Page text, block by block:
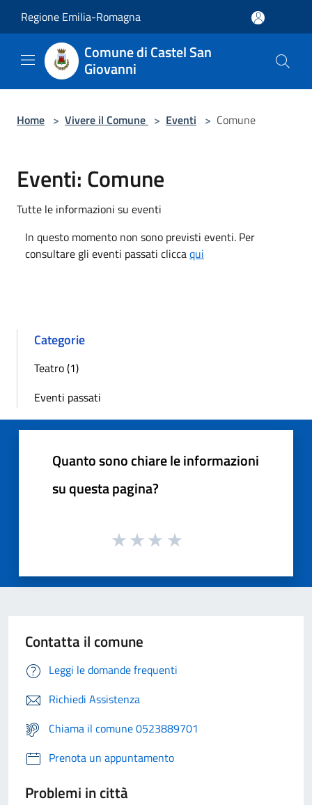
Regione Emilia-Romagna
Comune di Castel San
Giovanni
Home > Vivere il Comune > Eventi > Comune
Eventi: Comune
Tutte le informazioni su eventi
In questo momento non sono previsti eventi. Per
consultare gli eventi passati cliccaqui
Categorie
Teatro (1)
Eventi passati
Quanto sono chiare le informazioni
su questa pagina?
Contatta il comune
Leggi le domande frequenti
Richiedi Assistenza
Chiama il comune 0523889701
Prenota un appuntamento
Problemi in città